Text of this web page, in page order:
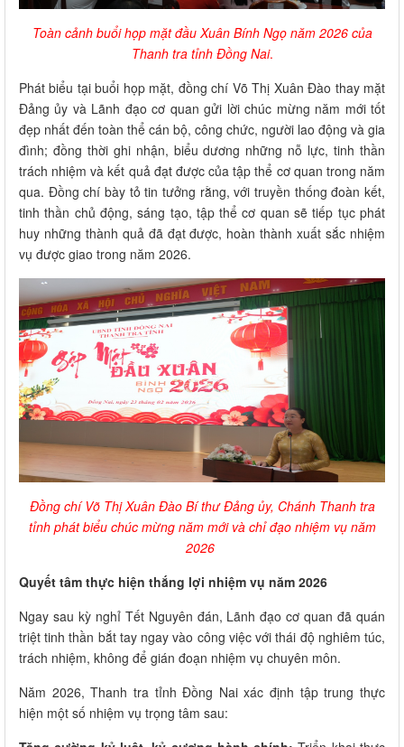
Toàn cảnh buổi họp mặt đầu Xuân Bính Ngọ năm 2026 của
Thanh tra tỉnh Đồng Nai.
Phát biểu tại buổi họp mặt, đồng chí Võ Thị Xuân Đào thay mặt
Đảng ủy và Lãnh đạo cơ quan gửi lời chúc mừng năm mới tốt
đẹp nhất đến toàn thể cán bộ, công chức, người lao động và gia
đình; đồng thời ghi nhận, biểu dương những nỗ lực, tinh thần
trách nhiệm và kết quả đạt được của tập thể cơ quan trong năm
qua. Đồng chí bày tỏ tin tưởng rằng, với truyền thống đoàn kết,
tinh thần chủ động, sáng tạo, tập thể cơ quan sẽ tiếp tục phát
huy những thành quả đã đạt được, hoàn thành xuất sắc nhiệm
vụ được giao trong năm 2026.
Đồng chí Võ Thị Xuân Đào Bí thư Đảng ủy, Chánh Thanh tra
tỉnh phát biểu chúc mừng năm mới và chỉ đạo nhiệm vụ năm
2026
Quyết tâm thực hiện thắng lợi nhiệm vụ năm 2026
Ngay sau kỳ nghỉ Tết Nguyên đán, Lãnh đạo cơ quan đã quán
triệt tinh thần bắt tay ngay vào công việc với thái độ nghiêm túc,
trách nhiệm, không để gián đoạn nhiệm vụ chuyên môn.
Năm 2026, Thanh tra tỉnh Đồng Nai xác định tập trung thực
hiện một số nhiệm vụ trọng tâm sau: